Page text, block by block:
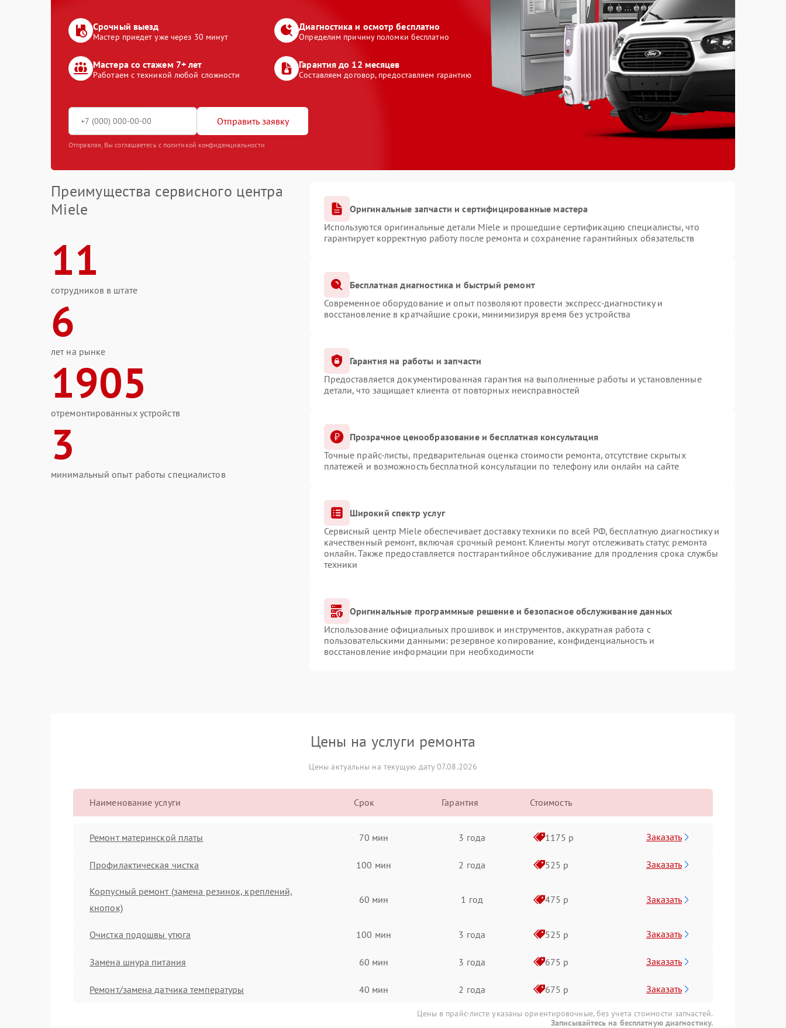
Срочный выезд
Мастер приедет уже через 30 минут
Диагностика и осмотр бесплатно
Определим причину поломки бесплатно
Мастера со стажем 7+ лет
Работаем с техникой любой сложности
Гарантия до 12 месяцев
Составляем договор, предоставляем гарантию
Отправить заявку
Отправляя, Вы соглашаетесь с политикой конфиденциальности
Преимущества сервисного центра
Miele
11
сотрудников в штате
6
лет на рынке
1905
отремонтированных устройств
3
минимальный опыт работы специалистов
Оригинальные запчасти и сертифицированные мастера
Используются оригинальные детали Miele и прошедшие сертификацию специалисты, что
гарантирует корректную работу после ремонта и сохранение гарантийных обязательств
Бесплатная диагностика и быстрый ремонт
Современное оборудование и опыт позволяют провести экспресс-диагностику и
восстановление в кратчайшие сроки, минимизируя время без устройства
Гарантия на работы и запчасти
Предоставляется документированная гарантия на выполненные работы и установленные
детали, что защищает клиента от повторных неисправностей
Прозрачное ценообразование и бесплатная консультация
Точные прайс-листы, предварительная оценка стоимости ремонта, отсутствие скрытых
платежей и возможность бесплатной консультации по телефону или онлайн на сайте
Широкий спектр услуг
Сервисный центр Miele обеспечивает доставку техники по всей РФ, бесплатную диагностику и
качественный ремонт, включая срочный ремонт. Клиенты могут отслеживать статус ремонта
онлайн. Также предоставляется постгарантийное обслуживание для продления срока службы
техники
Оригинальные программные решение и безопасное обслуживание данных
Использование официальных прошивок и инструментов, аккуратная работа с
пользовательскими данными: резервное копирование, конфиденциальность и
восстановление информации при необходимости
Цены на услуги ремонта
Цены актуальны на текущую дату 07.08.2026
Наименование услуги Срок Гарантия Стоимость
Ремонт материнской платы 70 мин 3 года 1175 р Заказать
Профилактическая чистка 100 мин 2 года 525 р Заказать
Корпусный ремонт (замена резинок, креплений,
кнопок)
60 мин 1 год 475 р Заказать
Очистка подошвы утюга 100 мин 3 года 525 р Заказать
Замена шнура питания 60 мин 3 года 675 р Заказать
Ремонт/замена датчика температуры 40 мин 2 года 675 р Заказать
Цены в прайс-листе указаны ориентировочные, без учета стоимости запчастей.
Записывайтесь на бесплатную диагностику.